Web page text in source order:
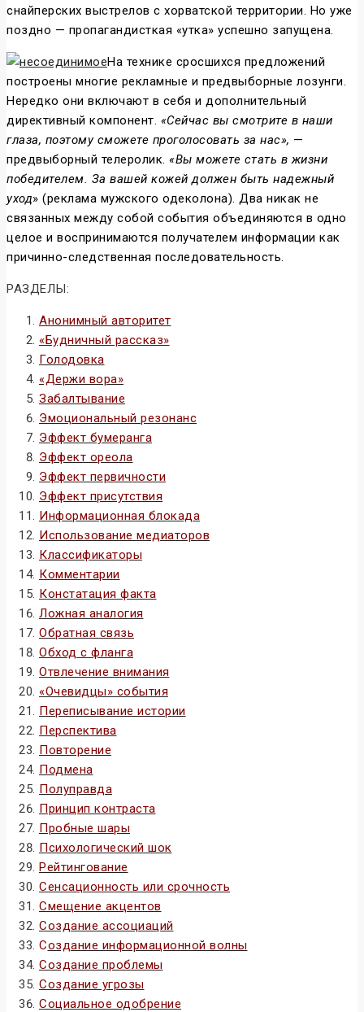
снайперских выстрелов с хорватской территории. Но уже
поздно — пропагандисткая «утка» успешно запущена.
На технике сросшихся предложений
построены многие рекламные и предвыборные лозунги.
Нередко они включают в себя и дополнительный
директивный компонент. «Сейчас вы смотрите в наши
глаза, поэтому сможете проголосовать за нас», —
предвыборный телеролик. «Вы можете стать в жизни
победителем. За вашей кожей должен быть надежный
уход» (реклама мужского одеколона). Два никак не
связанных между собой события объединяются в одно
целое и воспринимаются получателем информации как
причинно-следственная последовательность.
РАЗДЕЛЫ:
Анонимный авторитет
«Будничный рассказ»
Голодовка
«Держи вора»
Забалтывание
Эмоциональный резонанс
Эффект бумеранга
Эффект ореола
Эффект первичности
Эффект присутствия
Информационная блокада
Использование медиаторов
Классификаторы
Комментарии
Констатация факта
Ложная аналогия
Обратная связь
Обход с фланга
Отвлечение внимания
«Очевидцы» события
Переписывание истории
Перспектива
Повторение
Подмена
Полуправда
Принцип контраста
Пробные шары
Психологический шок
Рейтингование
Сенсационность или срочность
Смещение акцентов
Создание ассоциаций
Создание информационной волны
Создание проблемы
Создание угрозы
Социальное одобрение